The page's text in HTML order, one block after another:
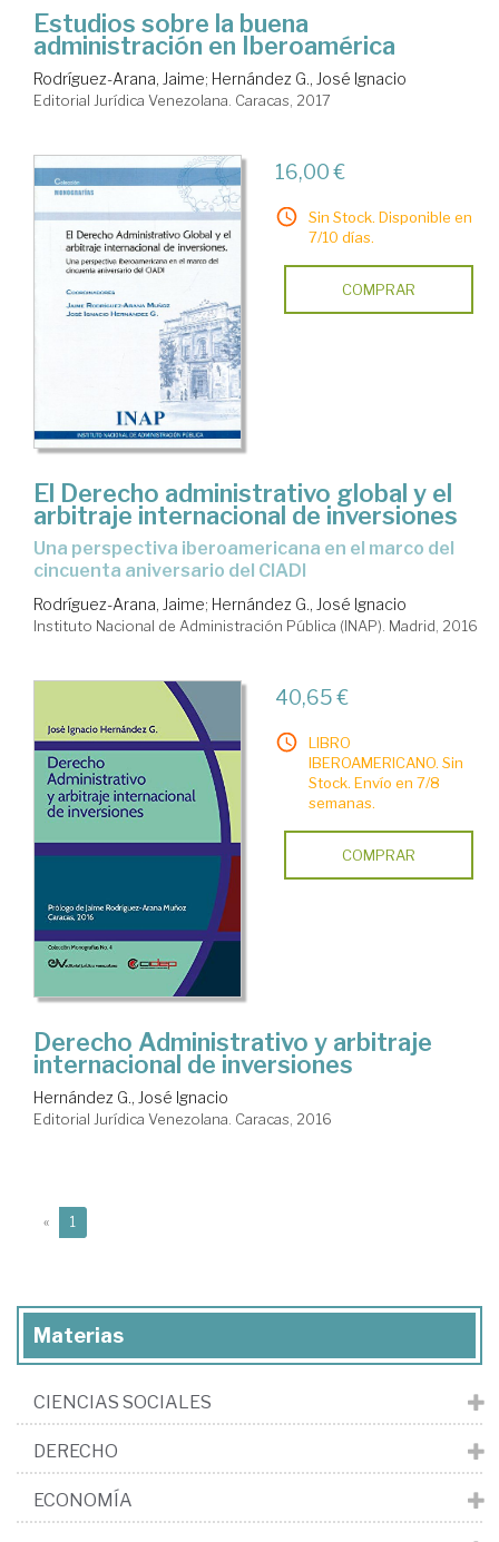
Estudios sobre la buena
administración en Iberoamérica
Rodríguez-Arana, Jaime; Hernández G., José Ignacio
Editorial Jurídica Venezolana. Caracas, 2017
16,00 €
Sin Stock. Disponible en
7/10 días.
COMPRAR
El Derecho administrativo global y el
arbitraje internacional de inversiones
una perspectiva iberoamericana en el marco del
cincuenta aniversario del CIADI
Rodríguez-Arana, Jaime; Hernández G., José Ignacio
Instituto Nacional de Administración Pública (INAP). Madrid, 2016
40,65 €
LIBRO
IBEROAMERICANO. Sin
Stock. Envío en 7/8
semanas.
COMPRAR
Derecho Administrativo y arbitraje
internacional de inversiones
Hernández G., José Ignacio
Editorial Jurídica Venezolana. Caracas, 2016
« 1
Materias
CIENCIAS SOCIALES
DERECHO
ECONOMÍA